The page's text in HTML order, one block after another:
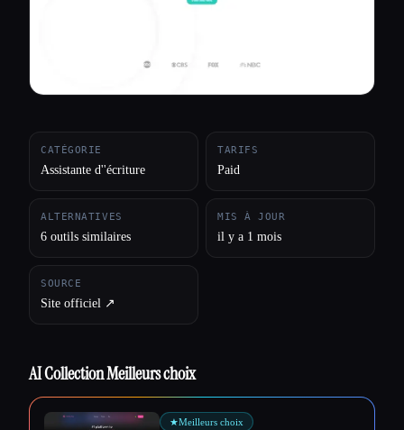
CATÉGORIE
Assistante d''écriture
TARIFS
Paid
ALTERNATIVES
6 outils similaires
MIS À JOUR
il y a 1 mois
SOURCE
Site officiel ↗︎
AI Collection Meilleurs choix
★Meilleurs choix